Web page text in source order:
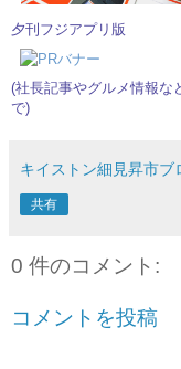
夕刊フジアプリ版
(社長記事やグルメ情報な
で)
キイストン細見昇市ブ
共有
0 件のコメント:
コメントを投稿